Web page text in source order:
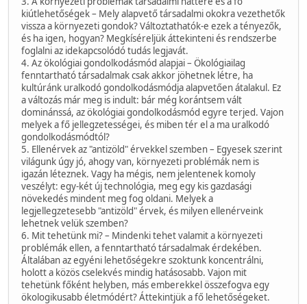
kiútlehetőségek – Mely alapvető társadalmi okokra vezethetők
vissza a környezeti gondok? Változtathatók-e ezek a tényezők,
és ha igen, hogyan? Megkíséreljük áttekinteni és rendszerbe
foglalni az idekapcsolódó tudás legjavát.
4. Az ökológiai gondolkodásmód alapjai – Ökológiailag
fenntartható társadalmak csak akkor jöhetnek létre, ha
kultúránk uralkodó gondolkodásmódja alapvetően átalakul. Ez
a változás már meg is indult: bár még korántsem vált
dominánssá, az ökológiai gondolkodásmód egyre terjed. Vajon
melyek a fő jellegzetességei, és miben tér el a ma uralkodó
gondolkodásmódtól?
5. Ellenérvek az "antizöld" érvekkel szemben – Egyesek szerint
világunk úgy jó, ahogy van, környezeti problémák nem is
igazán léteznek. Vagy ha mégis, nem jelentenek komoly
veszélyt: egy-két új technológia, meg egy kis gazdasági
növekedés mindent meg fog oldani. Melyek a
legjellegzetesebb "antizöld" érvek, és milyen ellenérveink
lehetnek velük szemben?
6. Mit tehetünk mi? – Mindenki tehet valamit a környezeti
problémák ellen, a fenntartható társadalmak érdekében.
Általában az egyéni lehetőségekre szoktunk koncentrálni,
holott a közös cselekvés mindig hatásosabb. Vajon mit
tehetünk főként helyben, más emberekkel összefogva egy
ökologikusabb életmódért? Áttekintjük a fő lehetőségeket.